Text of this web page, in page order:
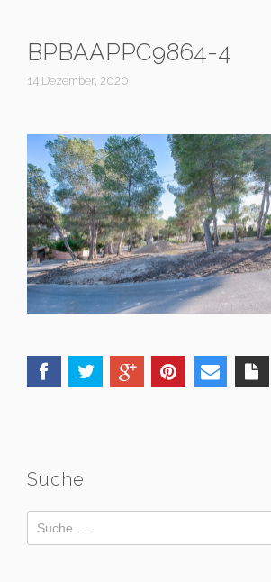
BPBAAPPC9864-4
14 Dezember, 2020
Suche